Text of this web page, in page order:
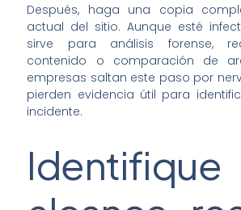
Después, haga una copia
actual del sitio. Aunque esté
sirve para análisis forense,
contenido o comparación de
empresas saltan este paso por
pierden evidencia útil para
incidente.